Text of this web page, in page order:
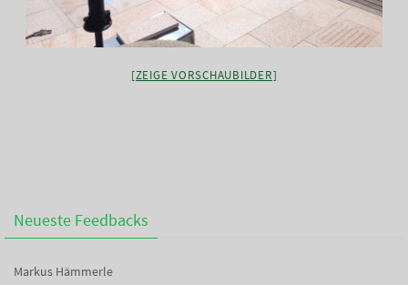
[ZEIGE VORSCHAUBILDER]
Neueste Feedbacks
Markus Hämmerle